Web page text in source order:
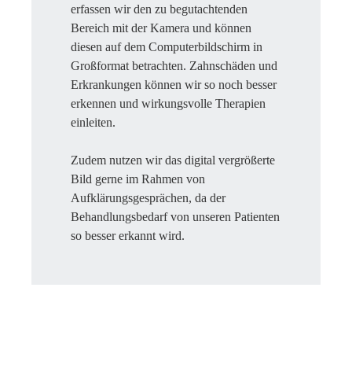
erfassen wir den zu begutachtenden
Bereich mit der Kamera und können
diesen auf dem Computerbildschirm in
Großformat betrachten. Zahnschäden und
Erkrankungen können wir so noch besser
erkennen und wirkungsvolle Therapien
einleiten.
Zudem nutzen wir das digital vergrößerte
Bild gerne im Rahmen von
Aufklärungsgesprächen, da der
Behandlungsbedarf von unseren Patienten
so besser erkannt wird.